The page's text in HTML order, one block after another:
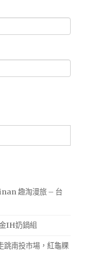
趣淘漫旅 – 台
IH奶鍋組
南投市場，紅龜粿